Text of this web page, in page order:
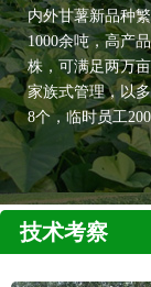
内外甘薯新品种
1000余吨，高产
株，可满足两万
家族式管理，以
8个，临时员工
技术考察